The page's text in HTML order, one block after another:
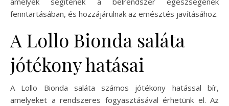
fenntartásában, és hozzájárulnak az emésztés javításához.
A Lollo Bionda saláta
jótékony hatásai
A Lollo Bionda saláta számos jótékony hatással bír,
amelyeket a rendszeres fogyasztásával érhetünk el. Az